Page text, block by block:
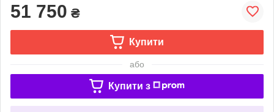
51 750 ₴
Купити
або
Купити з